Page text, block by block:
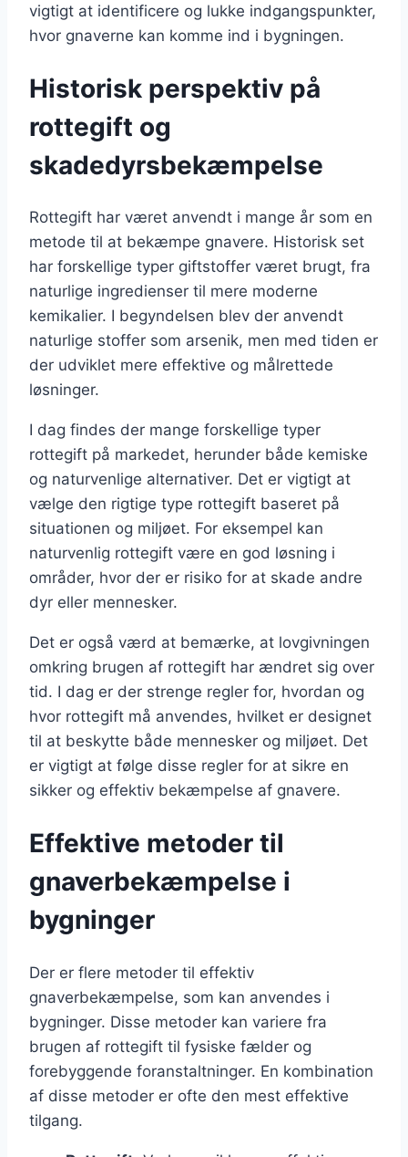
vigtigt at identificere og lukke indgangspunkter,
hvor gnaverne kan komme ind i bygningen.
Historisk perspektiv på
rottegift og
skadedyrsbekæmpelse
Rottegift har været anvendt i mange år som en
metode til at bekæmpe gnavere. Historisk set
har forskellige typer giftstoffer været brugt, fra
naturlige ingredienser til mere moderne
kemikalier. I begyndelsen blev der anvendt
naturlige stoffer som arsenik, men med tiden er
der udviklet mere effektive og målrettede
løsninger.
I dag findes der mange forskellige typer
rottegift på markedet, herunder både kemiske
og naturvenlige alternativer. Det er vigtigt at
vælge den rigtige type rottegift baseret på
situationen og miljøet. For eksempel kan
naturvenlig rottegift være en god løsning i
områder, hvor der er risiko for at skade andre
dyr eller mennesker.
Det er også værd at bemærke, at lovgivningen
omkring brugen af rottegift har ændret sig over
tid. I dag er der strenge regler for, hvordan og
hvor rottegift må anvendes, hvilket er designet
til at beskytte både mennesker og miljøet. Det
er vigtigt at følge disse regler for at sikre en
sikker og effektiv bekæmpelse af gnavere.
Effektive metoder til
gnaverbekæmpelse i
bygninger
Der er flere metoder til effektiv
gnaverbekæmpelse, som kan anvendes i
bygninger. Disse metoder kan variere fra
brugen af rottegift til fysiske fælder og
forebyggende foranstaltninger. En kombination
af disse metoder er ofte den mest effektive
tilgang.